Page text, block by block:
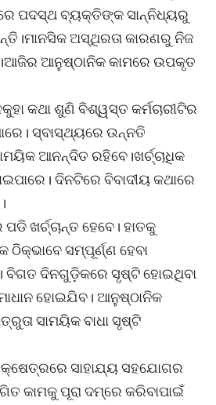
ପଦସ୍ଥ ବ୍ୟକ୍ତିଙ୍କ ସାନ୍ନିଧ୍ୟରୁ
ଅସ୍ଥିରତା କାରଣରୁ ନିଜ
ଆନୁଷ୍ଠାନିକ କାମରେ ଉପକୃତ
କଥା ଶୁଣି ବିଶ୍ୱସ୍ତ କର୍ମଚାରୀଟିର
ସ୍ବାସ୍ଥ୍ୟରେ ଉନ୍ନତି
ଆନନ୍ଦିତ ରହିବେ।ଖର୍ଚ୍ଚାଧିକ
ଦିନଟିରେ ବିବାଦୀୟ କଥାରେ
ଖର୍ଚ୍ଚାନ୍ତ ହେବେ। ହାତକୁ
ଠିକ୍‌ଭାବେ ସମ୍ପୂର୍ଣ୍ଣ ହେବା
ବିଗତ ଦିନଗୁଡ଼ିକରେ ସୃଷ୍ଟି ହୋଇଥିବା
ହୋଇଯିବ। ଆନୁଷ୍ଠାନିକ
ସାମୟିକ ବାଧା ସୃଷ୍ଟି
ସାହାଯ୍ୟ ସହଯୋଗର
କାମକୁ ପୂରା ଦମ୍‌ରେ କରିବାପାଇଁ